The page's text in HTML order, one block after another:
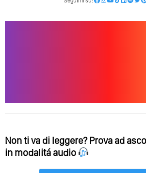
Non ti va di leggere? Prova ad
in modalitá audio